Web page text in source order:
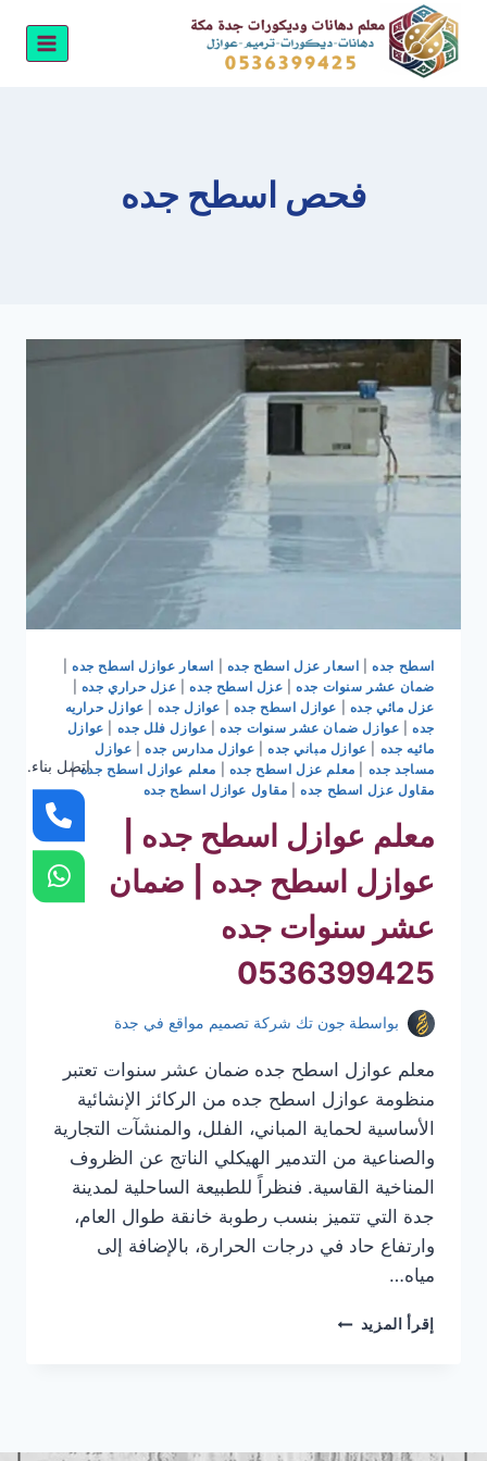
التجاوز
المحتوى
فحص اسطح جده
اسطح جده| اسعار عزل اسطح جده اسعار عوازل اسطح جده|
ضمان عشر سنوات جده| عزل اسطح جده| عزل حراري جده
عزل مائي جده
عوازل اسطح جده عوازل جده
عوازل حراريه
جده| عوازل ضمان عشر سنوات جده| عوازل فلل جده
عوازل
مائيه جده
عوازل مباني جده عوازل مدارس جده| عوازل
مساجد جده
معلم عزل اسطح جده معلم عوازل اسطح جده|
مقاول عزل اسطح جده| مقاول عوازل اسطح جده
معلم عوازل اسطح جده |
عوازل اسطح جده | ضمان
عشر سنوات جده
0536399425
بواسطة جون تك شركة تصميم مواقع في جدة
معلم عوازل اسطح جده ضمان عشر سنوات تعتبر
منظومة عوازل اسطح جده من الركائز الإنشائية
الأساسية لحماية المباني، الفلل، والمنشآت التجارية
والصناعية من التدمير الهيكلي الناتج عن الظروف
المناخية القاسية. فنظراً للطبيعة الساحلية لمدينة
جدة التي تتميز بنسب رطوبة خانقة طوال العام،
وارتفاع حاد في درجات الحرارة، بالإضافة إلى
مياه…
إقرأ المزيد معلم
اسطح
اتصل بناء.